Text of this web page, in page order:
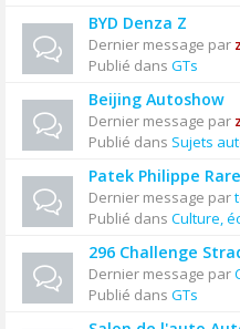
BYD Denza Z
Dernier message par
Publié dans GTs
Beijing Autoshow
Dernier message par
Publié dans Sujets
Patek Philippe
Dernier message par
Publié dans Culture,
296 Challenge
Dernier message par
Publié dans GTs